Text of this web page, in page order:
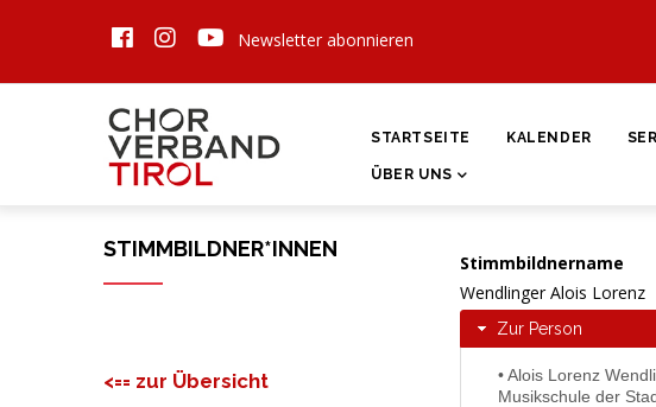
Newsletter abonnieren
HAUPTNAVIGATION
STARTSEITE KALENDER
ÜBER UNS
Stimmbildnername
Wendlinger Alois Lorenz
Zur Person
• Alois Lorenz
Musikschule der
STIMMBILDNER*INNEN
<== zur Übersicht